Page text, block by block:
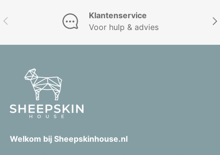
Vorige
Klantenservice
Voor hulp & advies
Welkom bij Sheepskinhouse.nl